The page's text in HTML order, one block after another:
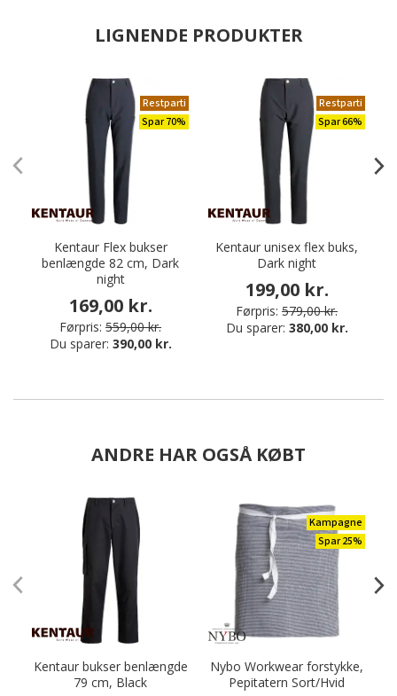
LIGNENDE PRODUKTER
Restparti
Spar 70%
Kentaur Flex bukser
benlængde 82 cm, Dark
night
169,00 kr.
Førpris: 559,00 kr.
Du sparer: 390,00 kr.
Restparti
Spar 66%
Kentaur unisex flex buks,
Dark night
199,00 kr.
Førpris: 579,00 kr.
Du sparer: 380,00 kr.
ANDRE HAR OGSÅ KØBT
Kentaur bukser benlængde
79 cm, Black
Kampagne
Spar 25%
Nybo Workwear forstykke,
Pepitatern Sort/Hvid